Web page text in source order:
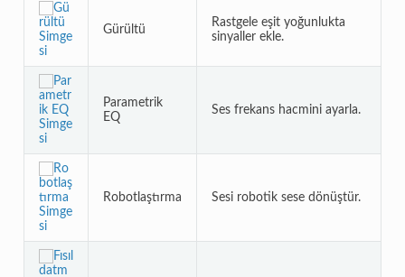
Gürültü
Rastgele eşit yoğunlukta
sinyaller ekle.
Parametrik
EQ
Ses frekans hacmini ayarla.
Robotlaştırma Sesi robotik sese dönüştür.